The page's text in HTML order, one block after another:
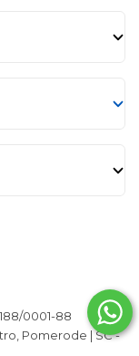
0001-88
Pomerode | SC -